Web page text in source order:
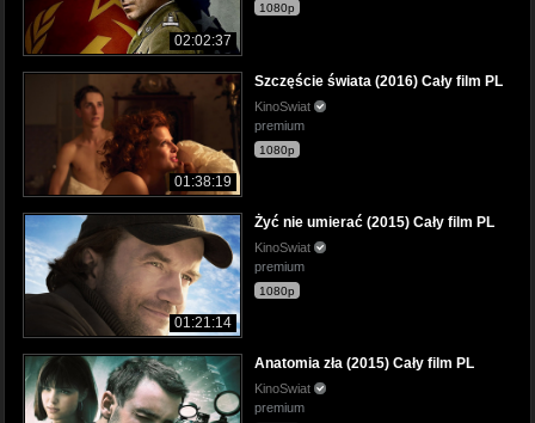
02:02:37
1080p
01:38:19
Szczęście świata (2016) Cały film PL
KinoSwiat
premium
1080p
01:21:14
Żyć nie umierać (2015) Cały film PL
KinoSwiat
premium
1080p
Anatomia zła (2015) Cały film PL
KinoSwiat
premium